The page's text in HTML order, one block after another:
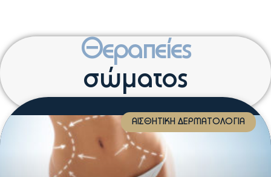
Θεραπείες
σώματος
ΑΙΣΘΗΤΙΚΉ ΔΕΡΜΑΤΟΛΟΓΊΑ